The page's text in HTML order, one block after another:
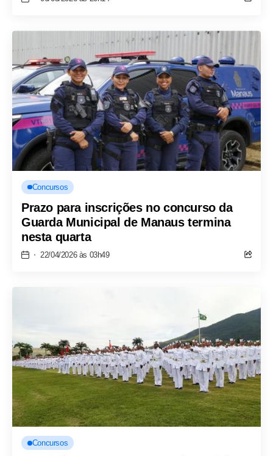
Concursos
Prazo para inscrições no concurso da
Guarda Municipal de Manaus termina
nesta quarta
22/04/2026 às 03h49
Concursos